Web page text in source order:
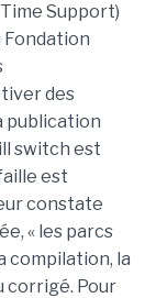
Support)
Fondation
des
publication
switch est
est
constate
« les parcs
compilation, la
corrigé. Pour